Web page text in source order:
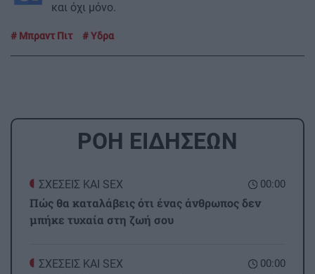
και όχι μόνο.
Μπραντ Πιτ Υδρα
ΡΟΗ ΕΙΔΗΣΕΩΝ
00:00
ΣΧΕΣΕΙΣ ΚΑΙ SEX
Πώς θα καταλάβεις ότι ένας άνθρωπος δεν
μπήκε τυχαία στη ζωή σου
00:00
ΣΧΕΣΕΙΣ ΚΑΙ SEX